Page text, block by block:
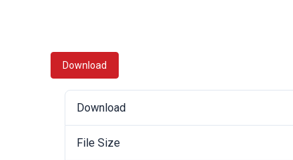
Download
Download
File Size